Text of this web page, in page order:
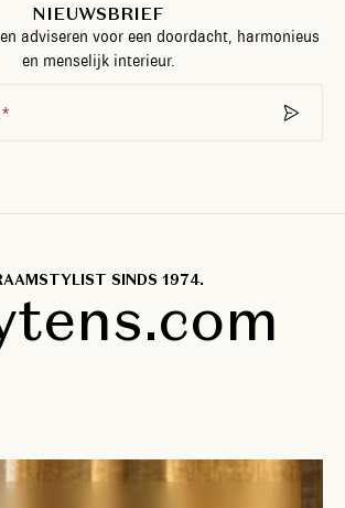
NIEUWSBRIEF
adviseren voor een doordacht, harmonieus
en menselijk interieur.
SINDS 1974.